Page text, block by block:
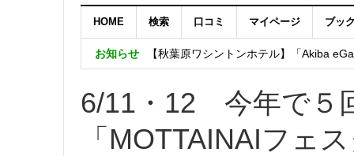
HOME 検索 口コミ マイページ ブッ
お知らせ
【重要：9月5日（火）22時】ココシル：
【秋葉原ワシントンホテル】「Akiba
6/11・12 今年で５
「MOTTAINAIフェ